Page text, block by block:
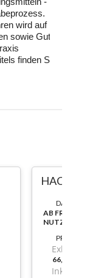
HACCP
DAUER:
AB
NUTZBAR
PREIS
Exkl. Mwst.
Inkl. Mwst.